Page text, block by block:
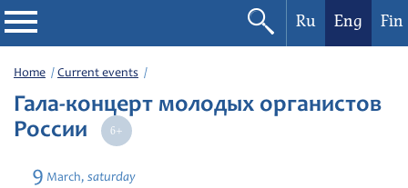
Philharmonic
Current events
Festivals
Ru Eng Fin
Home Current events
Гала-концерт молодых органистов
России
9 March, saturday